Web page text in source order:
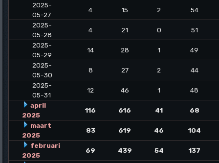
2025-
05-27
4 15 2
54
2025-
05-28
4 21 0
51
2025-
05-29
14 28 1
49
2025-
05-30
8 27 2
44
2025-
05-31
12 46 1
48
april
2025
116 616 41
68
maart
2025
83 619 46
104
februari
2025
69 439 54
137